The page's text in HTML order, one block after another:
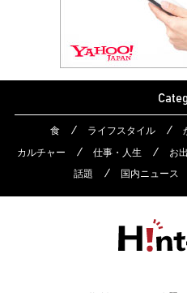
食 ライフスタイル
カルチャー
仕事・人生 お
話題
国内ニュース